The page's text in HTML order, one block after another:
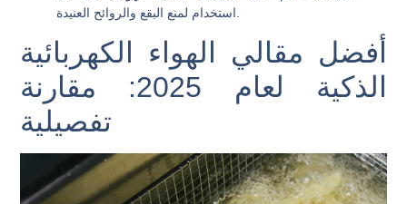
أفضل مقالي الهواء الكهربائية
الذكية لعام 2025: مقارنة